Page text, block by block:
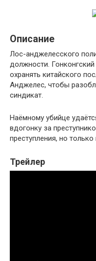
Описание
Лос-анджелесского
должности.
охранять китайского
Анджелес, чтобы
синдикат.
Наёмному убийце
вдогонку за
преступления, но
Трейлер